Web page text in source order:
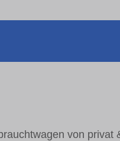
von privat